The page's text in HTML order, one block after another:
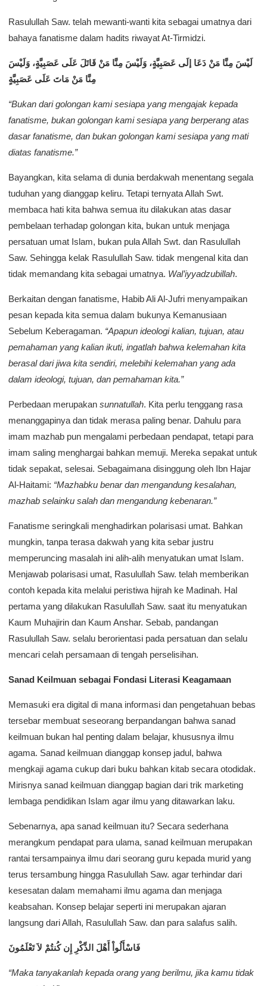
Rasulullah Saw. telah mewanti-wanti kita sebagai umatnya dari
bahaya fanatisme dalam hadits riwayat At-Tirmidzi.
ﻟَﻴْﺲَ ﻣِﻨَّﺎ ﻣَﻦْ ﺩَﻋَﺎ ﺇﻟَﻰ ﻋَﺼَﺒِﻴَّﺔٍ، ﻭَﻟَﻴْﺲَ ﻣِﻨَّﺎ ﻣَﻦْ ﻗَﺎﺗَﻞَ ﻋَﻠَﻰ ﻋَﺼَﺒِﻴَّﺔٍ، ﻭَﻟَﻴْﺲَ
ﻣِﻨَّﺎ ﻣَﻦْ ﻣَﺎﺕَ ﻋَﻠَﻰ ﻋَﺼَﺒِﻴَّﺔٍ
“Bukan dari golongan kami sesiapa yang mengajak kepada
fanatisme, bukan golongan kami sesiapa yang berperang atas
dasar fanatisme, dan bukan golongan kami sesiapa yang mati
diatas fanatisme.”
Bayangkan, kita selama di dunia berdakwah menentang segala
tuduhan yang dianggap keliru. Tetapi ternyata Allah Swt.
membaca hati kita bahwa semua itu dilakukan atas dasar
pembelaan terhadap golongan kita, bukan untuk menjaga
persatuan umat Islam, bukan pula Allah Swt. dan Rasulullah
Saw. Sehingga kelak Rasulullah Saw. tidak mengenal kita dan
tidak memandang kita sebagai umatnya. Wal’iyyadzubillah.
Berkaitan dengan fanatisme, Habib Ali Al-Jufri menyampaikan
pesan kepada kita semua dalam bukunya Kemanusiaan
Sebelum Keberagaman. “Apapun ideologi kalian, tujuan, atau
pemahaman yang kalian ikuti, ingatlah bahwa kelemahan kita
berasal dari jiwa kita sendiri, melebihi kelemahan yang ada
dalam ideologi, tujuan, dan pemahaman kita.”
Perbedaan merupakan sunnatullah. Kita perlu tenggang rasa
menanggapinya dan tidak merasa paling benar. Dahulu para
imam mazhab pun mengalami perbedaan pendapat, tetapi para
imam saling menghargai bahkan memuji. Mereka sepakat untuk
tidak sepakat, selesai. Sebagaimana disinggung oleh Ibn Hajar
Al-Haitami: “Mazhabku benar dan mengandung kesalahan,
mazhab selainku salah dan mengandung kebenaran.”
Fanatisme seringkali menghadirkan polarisasi umat. Bahkan
mungkin, tanpa terasa dakwah yang kita sebar justru
memperuncing masalah ini alih-alih menyatukan umat Islam.
Menjawab polarisasi umat, Rasulullah Saw. telah memberikan
contoh kepada kita melalui peristiwa hijrah ke Madinah. Hal
pertama yang dilakukan Rasulullah Saw. saat itu menyatukan
Kaum Muhajirin dan Kaum Anshar. Sebab, pandangan
Rasulullah Saw. selalu berorientasi pada persatuan dan selalu
mencari celah persamaan di tengah perselisihan.
Sanad Keilmuan sebagai Fondasi Literasi Keagamaan
Memasuki era digital di mana informasi dan pengetahuan bebas
tersebar membuat seseorang berpandangan bahwa sanad
keilmuan bukan hal penting dalam belajar, khususnya ilmu
agama. Sanad keilmuan dianggap konsep jadul, bahwa
mengkaji agama cukup dari buku bahkan kitab secara otodidak.
Mirisnya sanad keilmuan dianggap bagian dari trik marketing
lembaga pendidikan Islam agar ilmu yang ditawarkan laku.
Sebenarnya, apa sanad keilmuan itu? Secara sederhana
merangkum pendapat para ulama, sanad keilmuan merupakan
rantai tersampainya ilmu dari seorang guru kepada murid yang
terus tersambung hingga Rasulullah Saw. agar terhindar dari
kesesatan dalam memahami ilmu agama dan menjaga
keabsahan. Konsep belajar seperti ini merupakan ajaran
langsung dari Allah, Rasulullah Saw. dan para salafus salih.
فَاسْأَلُواْ أَهْلَ الذِّكْرِ إِن كُنتُمْ لاَ تَعْلَمُونَ
“Maka tanyakanlah kepada orang yang berilmu, jika kamu tidak